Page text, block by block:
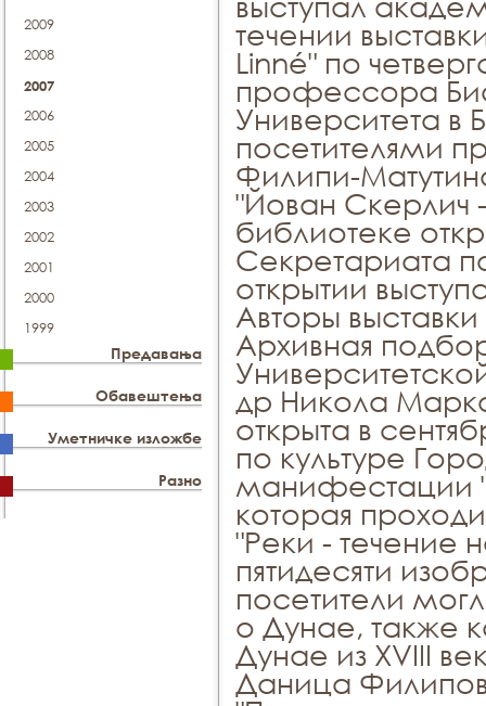
2009
2008
2007
2006
2005
2004
2003
2002
2001
2000
1999
Предавања
Обавештења
Уметничке изложбе
Разно
течении
Linné" по
профессора
Университета в
посетителями
Филипи-
"Йован Скерлич
библиотеке
Секретариата
открытии
Авторы
Архивная
др Никола
открыта в
по культуре
манифестации
которая
"Реки - течение
пятидесяти
посетители
о Дунае, также
Дунае из XVIII
Даница